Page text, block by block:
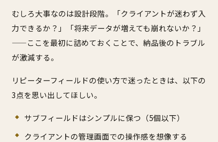
むしろ大事なのは設計段階。「クライアントが迷わず入
力できるか？」「将来データが増えても崩れないか？」
——ここを最初に詰めておくことで、納品後のトラブル
が激減する。
リピーターフィールドの使い方で迷ったときは、以下の
3点を思い出してほしい。
サブフィールドはシンプルに保つ（5個以下）
クライアントの管理画面での操作感を想像する